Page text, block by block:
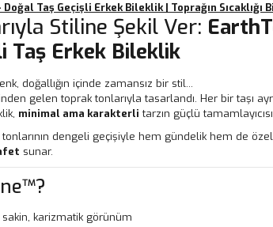
Taş Geçişli Erkek Bileklik | Toprağın Sıcaklığı
Stiline Şekil Ver:
Taş Erkek Bileklik
doğallığın içinde zamansız bir stil...
gelen toprak tonlarıyla tasarlandı. Her bir taşı
minimal ama karakterli tarzın güçlü
dengeli geçişiyle hem gündelik hem de özel
sunar.
sakin, karizmatik görünüm